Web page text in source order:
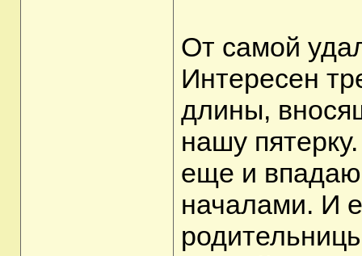
От самой
Интересен
длины,
нашу
еще и
началами. И